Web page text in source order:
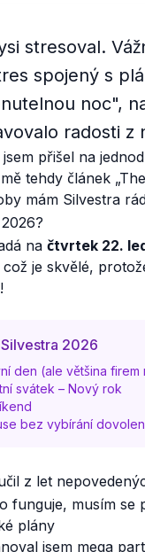
stresoval.
spojený s
noc",
radosti z
přišel na
tehdy článek
mám Silvestra
na čtvrtek 22.
je skvělé,
2026
den (ale většina firem
svátek – Nový rok
bez vybírání
z let
funguje, musím
plány
jsem mega